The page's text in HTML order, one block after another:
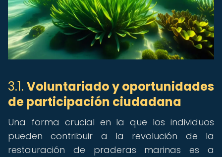
3.1. Voluntariado y oportunidades
de participación ciudadana
Una forma crucial en la que los individuos
pueden contribuir a la revolución de la
restauración de praderas marinas es a